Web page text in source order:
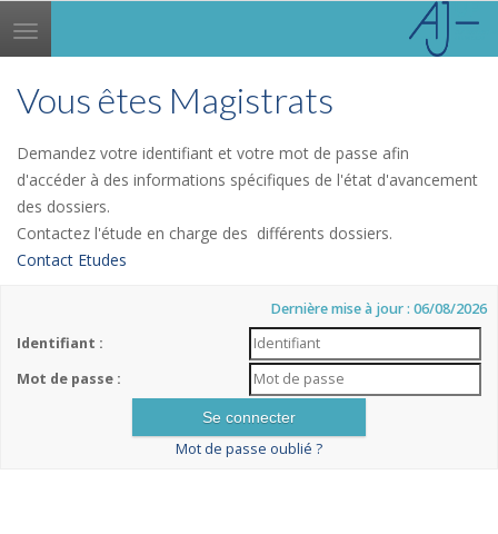
Toggle
navigation
Vous êtes Magistrats
Demandez votre identifiant et votre mot de passe afin
d'accéder à des informations spécifiques de l'état d'avancement
des dossiers.
Contactez l'étude en charge des différents dossiers.
Contact Etudes
Dernière mise à jour : 06/08/2026
Identifiant :
Mot de passe :
Mot de passe oublié ?